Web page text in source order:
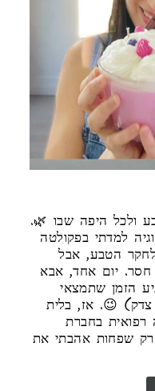
ולכל היפה שבו 🌿.
למדתי בפקולטה
הטבע, אבל
יום אחד, אבא
הזמן שתמצאי
😉. אז, בלית
רפואית בחברת
שפחות אהבתי את